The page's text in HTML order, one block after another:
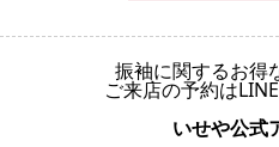
振袖に関するお得
ご来店の予約は
いせや公式